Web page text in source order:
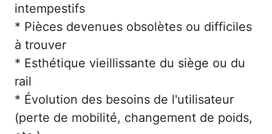
intempestifs
* Pièces devenues obsolètes ou difficiles
à trouver
* Esthétique vieillissante du siège ou du
rail
* Évolution des besoins de l'utilisateur
(perte de mobilité, changement de poids,